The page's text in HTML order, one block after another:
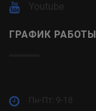
Youtube
ГРАФИК РАБОТЫ
Пн-Пт: 9-18